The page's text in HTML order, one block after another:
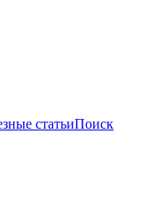
статьиПоиск